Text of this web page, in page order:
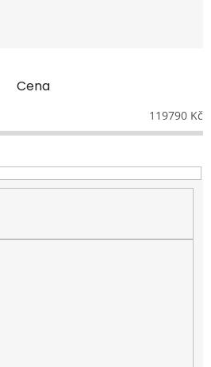
Cena
119790 Kč